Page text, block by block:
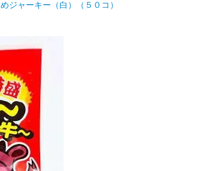
ジャーキー（白）（５０コ）